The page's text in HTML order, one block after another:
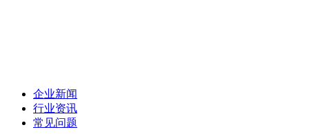
企业新闻
行业资讯
常见问题